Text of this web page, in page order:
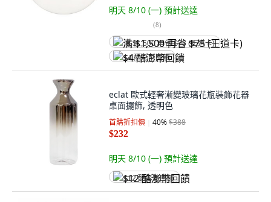
明天 8/10 (一) 預計送達
(8)
满 $1,500 再省 $75 (王道卡)
$4 酷澎幣回饋
eclat 歐式輕奢漸變玻璃花瓶裝飾花器
桌面擺飾, 透明色
首購折扣價 40%$388
$232
明天 8/10 (一) 預計送達
$12 酷澎幣回饋